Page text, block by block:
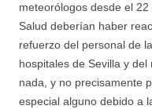
meteorólogos desde el
Salud deberían haber
refuerzo del personal de
hospitales de Sevilla y
nada, y no precisamente
especial alguno debido a